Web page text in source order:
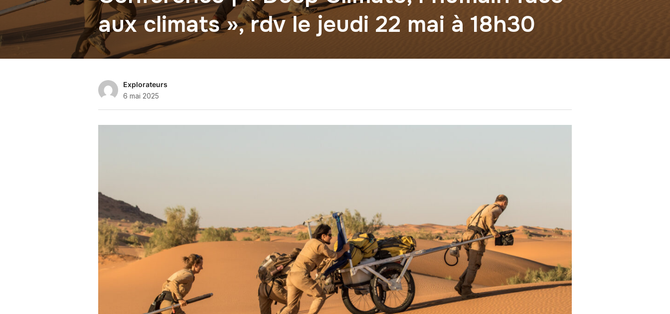
aux climats », rdv le jeudi 22 mai à 18h30
Explorateurs
6 mai 2025